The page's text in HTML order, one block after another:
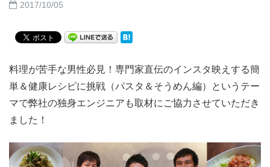
2017/10/05
料理が苦手な男性必見！専門家直伝のインスタ映えする簡
単＆健康レシピに挑戦（パスタ＆そうめん編）というテー
マで弊社の独身エンジニアも取材にご協力させていただき
ました！